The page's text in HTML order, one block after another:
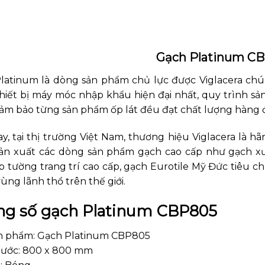
Gạch Platinum
là dòng sản phẩm chủ lực được Viglacera
bị máy móc nhập khẩu hiện đại nhất, quy trình
bảo từng sản phẩm ốp lát đều đạt chất lượng hàng
tại thị trường Việt Nam, thương hiệu Viglacera là
xuất các dòng sản phẩm gạch cao cấp như gạch
tường trang trí cao cấp, gạch Eurotile Mỹ Đức tiêu
lãnh thổ trên thế giới.
số gạch Platinum CBP805
phẩm: Gạch Platinum CBP805
800 x 800 mm